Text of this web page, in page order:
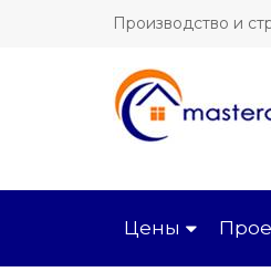
Производство и
Цены